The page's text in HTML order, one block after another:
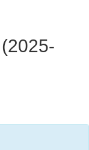
(2025-